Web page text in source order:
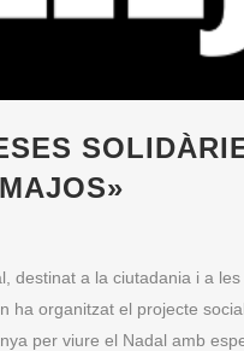
destinat a la ciutadania i a
ha organitzat el projecte
per viure el Nadal amb